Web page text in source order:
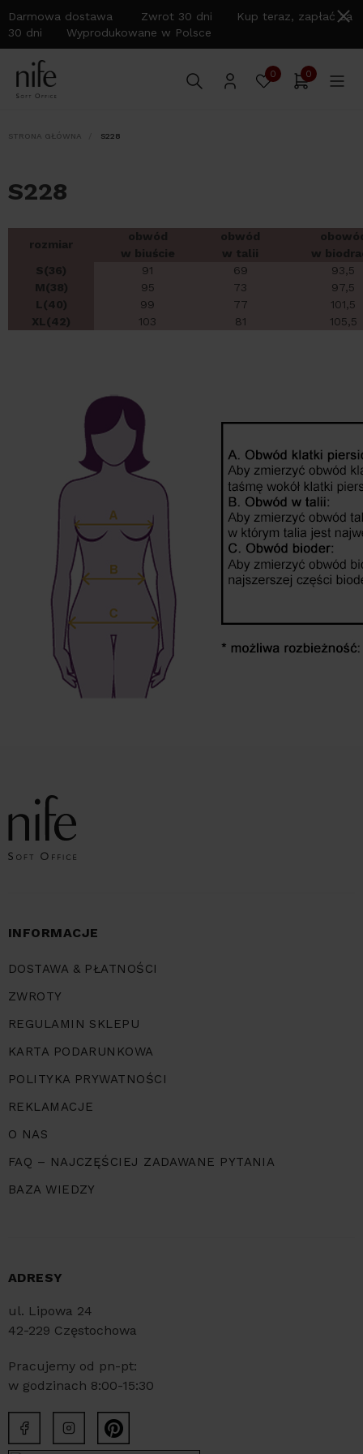
Darmowa dostawa Zwrot 30 dni Kup teraz, zapłać za
30 dni Wyprodukowane w Polsce
0 0
STRONA GŁÓWNA S228
S228
rozmiar
obwód
w biuście
obwód
w talii
w
S(36)
91 69
93,5
M(38)
95 73
97,5
L(40)
99 77
101,5
XL(42)
103 81 105,5
INFORMACJE
DOSTAWA & PŁATNOŚCI
ZWROTY
REGULAMIN SKLEPU
KARTA PODARUNKOWA
POLITYKA PRYWATNOŚCI
REKLAMACJE
O NAS
FAQ – NAJCZĘŚCIEJ ZADAWANE PYTANIA
BAZA WIEDZY
ADRESY
ul. Lipowa 24
42-229 Częstochowa
Pracujemy od pn-pt:
w godzinach 8:00-15:30